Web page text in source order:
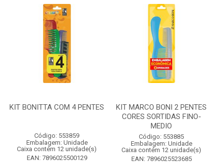
KIT BONITTA COM 4 PENTES
Código: 553859
Embalagem: Unidade
Caixa contém 12 unidade(s)
EAN: 7896025500129
KIT MARCO BONI 2 PENTES
CORES SORTIDAS FINO-
MEDIO
Código: 553885
Embalagem: Unidade
Caixa contém 12 unidade(s)
EAN: 7896025523685